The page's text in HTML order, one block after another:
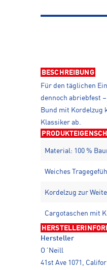
BESCHREIBUNG
Für den täglichen
dennoch abriebfest
Bund mit Kordelzug
Klassiker ab.
Material: 100 %
Weiches
Kordelzug zur
Cargotaschen mit
Hersteller
O´Neill
41st Ave 1071,